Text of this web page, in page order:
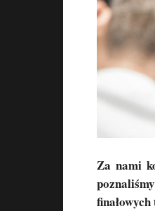
Za nami